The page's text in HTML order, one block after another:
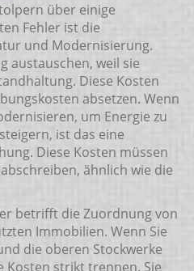
über einige
Fehler ist die
und Modernisierung.
austauschen, weil sie
Diese Kosten
absetzen. Wenn
um Energie zu
ist das eine
Diese Kosten müssen
ähnlich wie die
betrifft die Zuordnung von
Immobilien. Wenn Sie
die oberen Stockwerke
Kosten strikt trennen. Sie